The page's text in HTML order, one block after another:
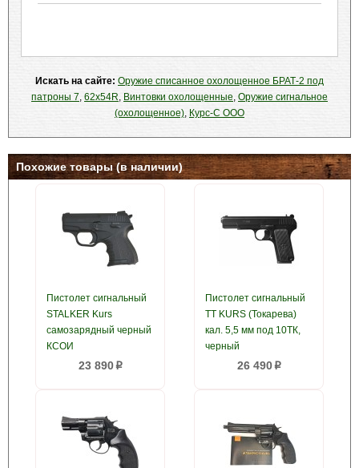
Искать на сайте: Оружие списанное охолощенное БРАТ-2 под
патроны 7, 62x54R, Винтовки охолощенные, Оружие сигнальное
(охолощенное), Курс-С ООО
Похожие товары (в наличии)
Пистолет сигнальный
STALKER Kurs
самозарядный черный
КСОИ
23 890p
Пистолет сигнальный
ТТ KURS (Токарева)
кал. 5,5 мм под 10ТК,
черный
26 490p